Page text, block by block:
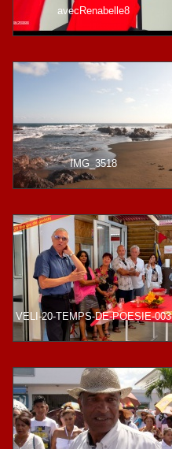
avecRenabelle8
IMG_3518
VELI-20-TEMPS-DE-POESIE-003